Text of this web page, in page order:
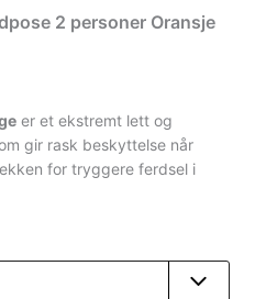
2 personer Oransje
er et ekstremt lett og
gir rask beskyttelse når
for tryggere ferdsel i